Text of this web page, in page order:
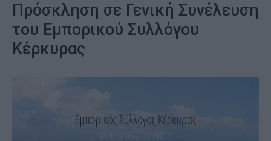
Πρόσκληση σε Γενική Συνέλευση
του Εμπορικού Συλλόγου
Κέρκυρας